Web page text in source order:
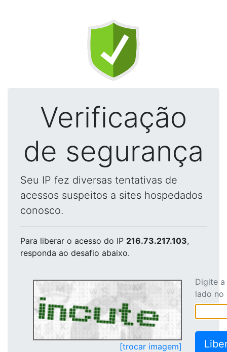
Verificação
de segurança
Seu IP fez diversas tentativas de
acessos suspeitos a sites hospedados
conosco.
Para liberar o acesso do IP 216.73.217.103,
responda ao desafio abaixo.
[trocar imagem]
Digite
lado no